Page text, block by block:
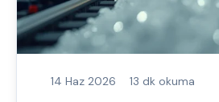
14 Haz 2026 13 dk okuma